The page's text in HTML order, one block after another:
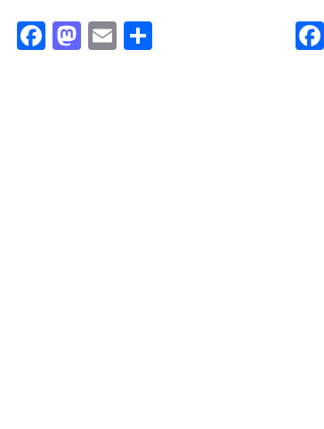
Facebook
Mastodon
Email